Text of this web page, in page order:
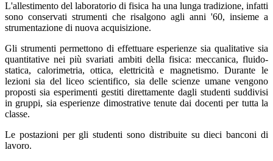
L'allestimento del laboratorio di fisica ha una lunga tradizione, infatti
sono conservati strumenti che risalgono agli anni '60, insieme a
strumentazione di nuova acquisizione.
Gli strumenti permettono di effettuare esperienze sia qualitative sia
quantitative nei più svariati ambiti della fisica: meccanica, fluido-
statica, calorimetria, ottica, elettricità e magnetismo. Durante le
lezioni sia del liceo scientifico, sia delle scienze umane vengono
proposti sia esperimenti gestiti direttamente dagli studenti suddivisi
in gruppi, sia esperienze dimostrative tenute dai docenti per tutta la
classe.
Le postazioni per gli studenti sono distribuite su dieci banconi di
lavoro.